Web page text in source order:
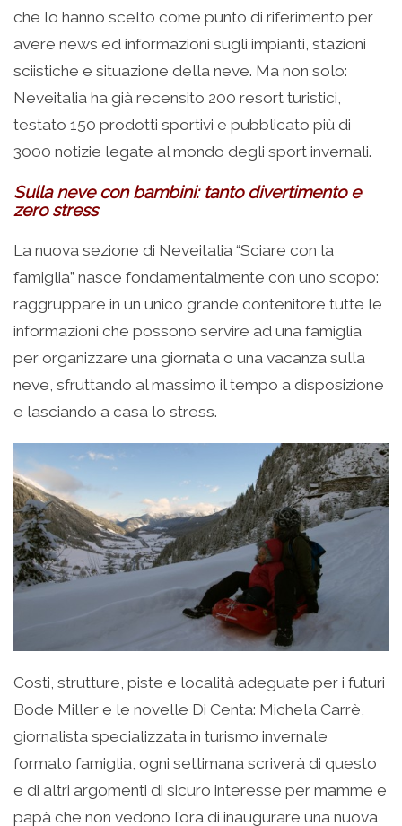
che lo hanno scelto come punto di riferimento per
avere news ed informazioni sugli impianti, stazioni
sciistiche e situazione della neve. Ma non solo:
Neveitalia ha già recensito 200 resort turistici,
testato 150 prodotti sportivi e pubblicato più di
3000 notizie legate al mondo degli sport invernali.
Sulla neve con bambini: tanto divertimento e
zero stress
La nuova sezione di Neveitalia “Sciare con la
famiglia” nasce fondamentalmente con uno scopo:
raggruppare in un unico grande contenitore tutte le
informazioni che possono servire ad una famiglia
per organizzare una giornata o una vacanza sulla
neve, sfruttando al massimo il tempo a disposizione
e lasciando a casa lo stress.
Costi, strutture, piste e località adeguate per i futuri
Bode Miller e le novelle Di Centa: Michela Carrè,
giornalista specializzata in turismo invernale
formato famiglia, ogni settimana scriverà di questo
e di altri argomenti di sicuro interesse per mamme e
papà che non vedono l’ora di inaugurare una nuova